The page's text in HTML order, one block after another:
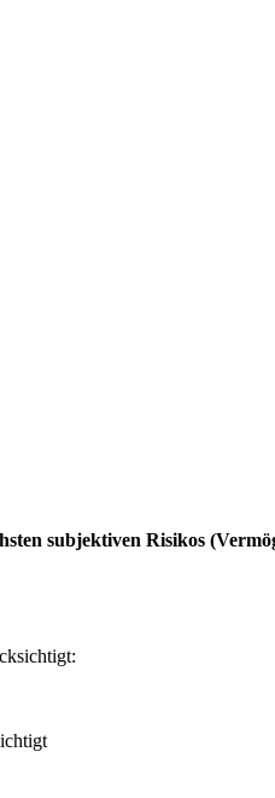
subjektiven Risikos